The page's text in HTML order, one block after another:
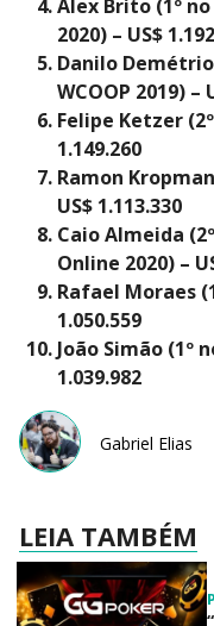
Alex Brito (1º
2020) – US$
Danilo
WCOOP 2019) –
Felipe Ketzer
1.149.260
Ramon
US$ 1.113.330
Caio Almeida
Online 2020) –
Rafael Moraes
1.050.559
João Simão (1º
1.039.982
Gabriel Elias
LEIA TAMBÉM